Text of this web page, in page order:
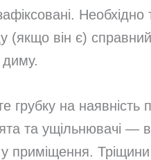
(якщо він є)
диму.
грубку на
та ущільнювачі
Тріщини